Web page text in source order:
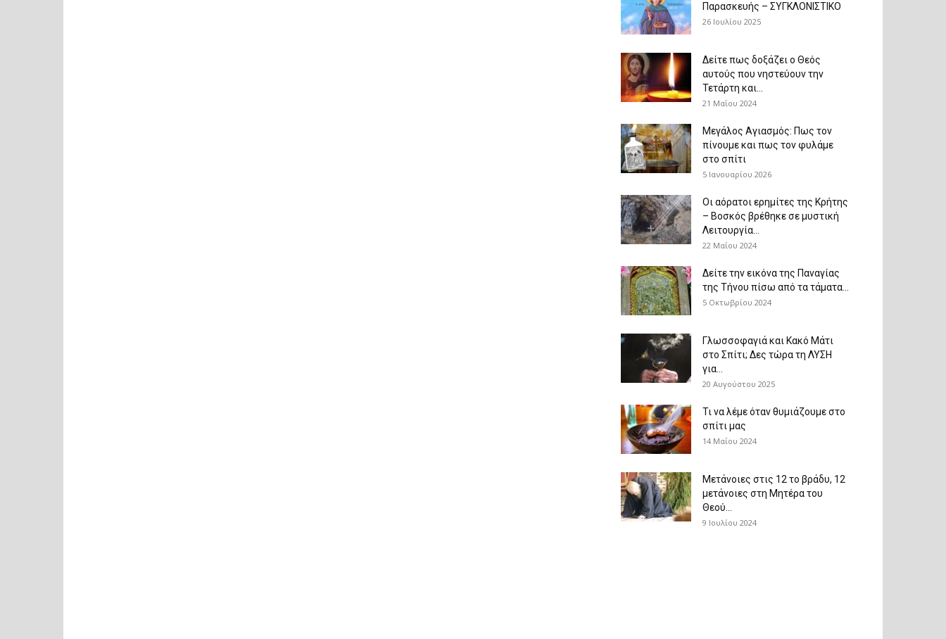
Παρασκευής – ΣΥΓΚΛΟΝΙΣΤΙΚΟ
26 Ιουλίου 2025
Δείτε πως δοξάζει ο Θεός
αυτούς που νηστεύουν την
Τετάρτη και...
21 Μαΐου 2024
Μεγάλος Αγιασμός: Πως τον
πίνουμε και πως τον φυλάμε
στο σπίτι
5 Ιανουαρίου 2026
Οι αόρατοι ερημίτες της Κρήτης
– Βοσκός βρέθηκε σε μυστική
Λειτουργία...
22 Μαΐου 2024
Δείτε την εικόνα της Παναγίας
της Τήνου πίσω από τα τάματα...
5 Οκτωβρίου 2024
Γλωσσοφαγιά και Κακό Μάτι
στο Σπίτι; Δες τώρα τη ΛΥΣΗ
για...
20 Αυγούστου 2025
Τι να λέμε όταν θυμιάζουμε στο
σπίτι μας
14 Μαΐου 2024
Μετάνοιες στις 12 το βράδυ, 12
μετάνοιες στη Μητέρα του
Θεού...
9 Ιουλίου 2024